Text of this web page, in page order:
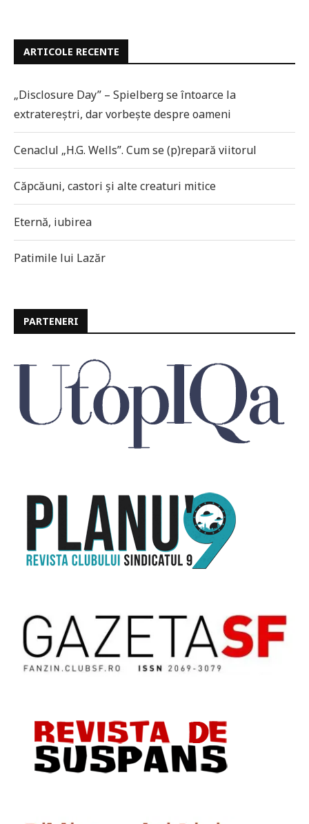
ARTICOLE RECENTE
„Disclosure Day” – Spielberg se întoarce la
extratereștri, dar vorbește despre oameni
Cenaclul „H.G. Wells”. Cum se (p)repară viitorul
Căpcăuni, castori și alte creaturi mitice
Eternă, iubirea
Patimile lui Lazăr
PARTENERI